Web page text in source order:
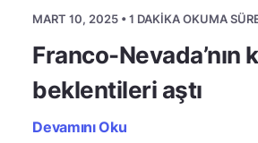
MART 10, 2025 • 1 DAKIKA OKUMA
Franco-Nevada’nın
beklentileri aştı
Devamını Oku